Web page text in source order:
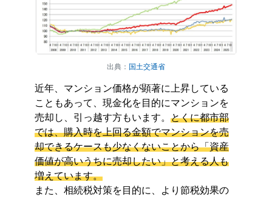
出典： 国土交通省
近年、マンション価格が顕著に上昇している
こともあって、現金化を目的にマンションを
売却し、引っ越す方もいます。 とくに都市部
では、購入時を上回る金額でマンションを売
却できるケースも少なくないことから「資産
価値が高いうちに売却したい」と考える人も
増えています。
また、相続税対策を目的に、より節税効果の